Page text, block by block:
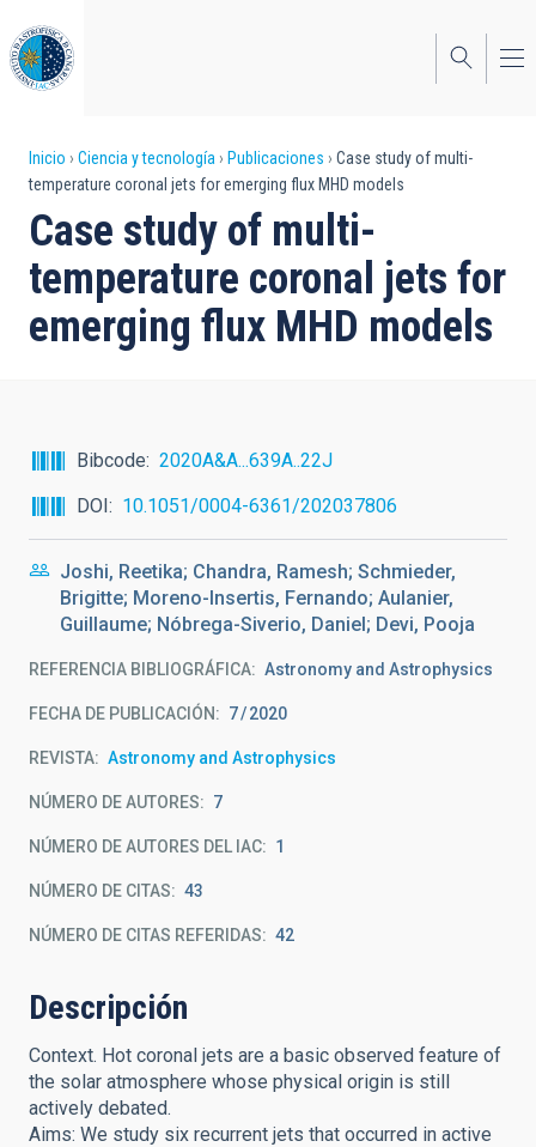
al
contenido
principal
Sobrescribir
enlaces
de
ayuda
a
Inicio Ciencia y tecnología Publicaciones
Case study of multi-
temperature coronal jets for emerging flux MHD models
Case study of multi-
temperature coronal jets for
emerging flux MHD models
Bibcode
2020A&A...639A..22J
DOI
10.1051/0004-6361/202037806
Joshi, Reetika; Chandra, Ramesh; Schmieder,
Brigitte; Moreno-Insertis, Fernando; Aulanier,
Guillaume; Nóbrega-Siverio, Daniel; Devi, Pooja
REFERENCIA BIBLIOGRÁFICA Astronomy and Astrophysics
FECHA DE PUBLICACIÓN: 7 2020
REVISTA Astronomy and Astrophysics
NÚMERO DE AUTORES 7
NÚMERO DE AUTORES DEL IAC 1
NÚMERO DE CITAS 43
NÚMERO DE CITAS REFERIDAS 42
Descripción
Context. Hot coronal jets are a basic observed feature of
the solar atmosphere whose physical origin is still
actively debated.
Aims: We study six recurrent jets that occurred in active